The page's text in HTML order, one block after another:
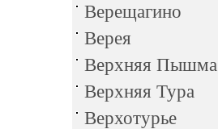
Верещагино
Верея
Верхняя Пышма
Верхняя Тура
Верхотурье